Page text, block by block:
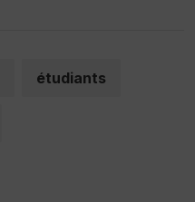
étudiants